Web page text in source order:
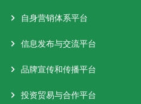
自身营销体系平台
信息发布与交流平台
品牌宣传和传播平台
投资贸易与合作平台